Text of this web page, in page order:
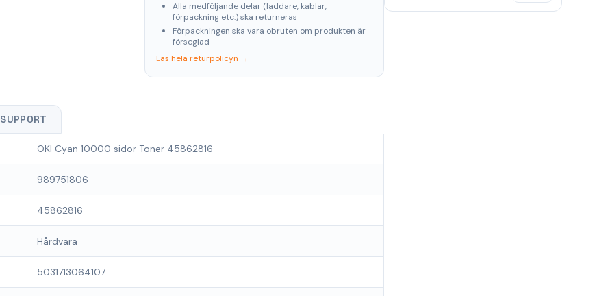
Alla medföljande delar (laddare, kablar,
förpackning etc.) ska returneras
Förpackningen ska vara obruten om produkten är
förseglad
Läs hela returpolicyn →
SUPPORT
OKI Cyan 10000 sidor Toner 45862816
989751806
45862816
Hårdvara
5031713064107